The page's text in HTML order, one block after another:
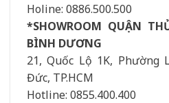
Holine: 0886.500.500
*SHOWROOM QUẬN
BÌNH DƯƠNG
21, Quốc Lộ 1K, Phường
Đức, TP.HCM
Hotline: 0855.400.400